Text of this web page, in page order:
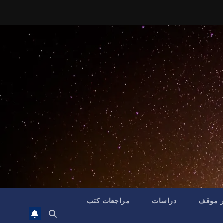
موقف دراسات مراجعات كتب